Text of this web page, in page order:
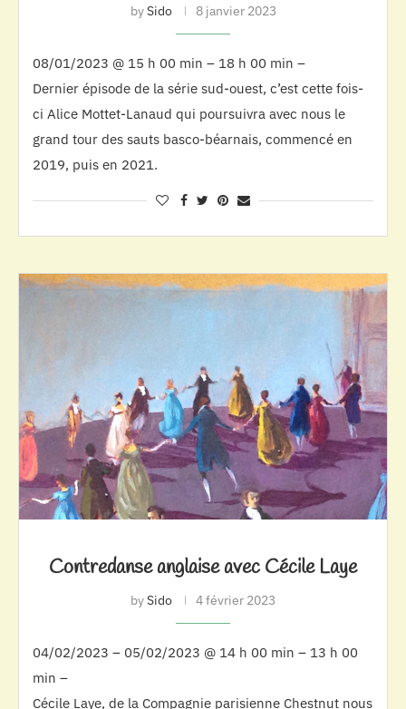
bySido 8 janvier 2023
08/01/2023 @ 15 h 00 min – 18 h 00 min –
Dernier épisode de la série sud-ouest, c’est cette fois-
ci Alice Mottet-Lanaud qui poursuivra avec nous le
grand tour des sauts basco-béarnais, commencé en
2019, puis en 2021.
Contredanse anglaise avec Cécile Laye
bySido 4 février 2023
04/02/2023 – 05/02/2023 @ 14 h 00 min – 13 h 00
min –
Cécile Laye, de la Compagnie parisienne Chestnut nous